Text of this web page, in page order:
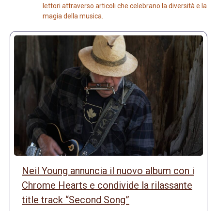
lettori attraverso articoli che celebrano la diversità e la
magia della musica.
Neil Young annuncia il nuovo album con i
Chrome Hearts e condivide la rilassante
title track “Second Song”